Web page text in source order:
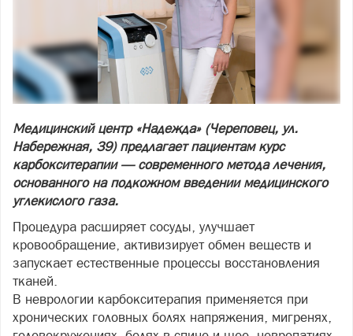
Медицинский центр «Надежда» (Череповец, ул.
Набережная, 39) предлагает пациентам курс
карбокситерапии — современного метода лечения,
основанного на подкожном введении медицинского
углекислого газа.
Процедура расширяет сосуды, улучшает
кровообращение, активизирует обмен веществ и
запускает естественные процессы восстановления
тканей.
В неврологии карбокситерапия применяется при
хронических головных болях напряжения, мигренях,